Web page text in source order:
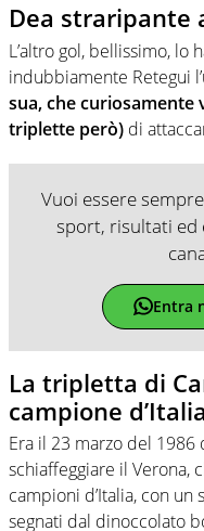
Dea straripante
L’altro gol, bellissimo, lo
indubbiamente Retegui
sua, che
triplette però) di
Vuoi essere
sport, risultati ed
Entra
La tripletta di
campione d’Italia
Era il 23 marzo del 1986
schiaffeggiare il Verona,
campioni d’Italia, con
segnati dal dinoccolato